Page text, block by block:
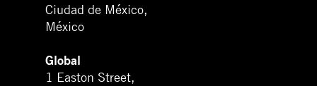
Ciudad de México,
México
Global
1 Easton Street,